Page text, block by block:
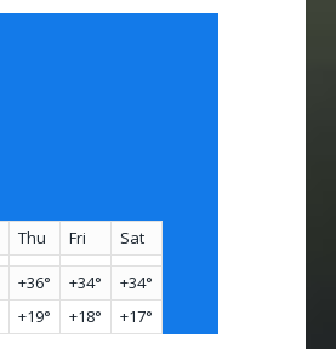
Thu Fri Sat
+36° +34° +34°
+19° +18° +17°